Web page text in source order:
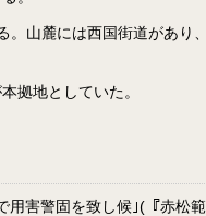
山麓には西国街道があり
拠地としていた。
害警固を致し候｣(『赤松